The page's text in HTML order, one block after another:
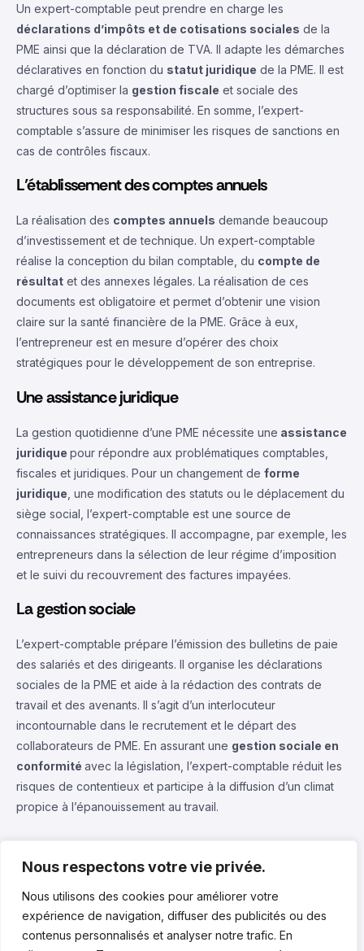
Nous respectons votre vie privée.
Nous utilisons des cookies pour améliorer votre
expérience de navigation, diffuser des publicités ou des
contenus personnalisés et analyser notre trafic. En
Un expert-comptable peut prendre en charge les
déclarations d’impôts et de cotisations sociales de la
PME ainsi que la déclaration de TVA. Il adapte les démarches
déclaratives en fonction du statut juridique de la PME. Il est
chargé d’optimiser la gestion fiscale et sociale des
structures sous sa responsabilité. En somme, l’expert-
comptable s’assure de minimiser les risques de sanctions en
cas de contrôles fiscaux.
L’établissement des comptes annuels
La réalisation des comptes annuels demande beaucoup
d’investissement et de technique. Un expert-comptable
réalise la conception du bilan comptable, du compte de
résultat et des annexes légales. La réalisation de ces
documents est obligatoire et permet d’obtenir une vision
claire sur la santé financière de la PME. Grâce à eux,
l’entrepreneur est en mesure d’opérer des choix
stratégiques pour le développement de son entreprise.
Une assistance juridique
La gestion quotidienne d’une PME nécessite une assistance
juridique pour répondre aux problématiques comptables,
fiscales et juridiques. Pour un changement de forme
juridique , une modification des statuts ou le déplacement du
siège social, l’expert-comptable est une source de
connaissances stratégiques. Il accompagne, par exemple, les
entrepreneurs dans la sélection de leur régime d’imposition
et le suivi du recouvrement des factures impayées.
La gestion sociale
L’expert-comptable prépare l’émission des bulletins de paie
des salariés et des dirigeants. Il organise les déclarations
sociales de la PME et aide à la rédaction des contrats de
travail et des avenants. Il s’agit d’un interlocuteur
incontournable dans le recrutement et le départ des
collaborateurs de PME. En assurant une gestion sociale en
conformité avec la législation, l’expert-comptable réduit les
risques de contentieux et participe à la diffusion d’un climat
propice à l’épanouissement au travail.
CONTACTEZ NOUS